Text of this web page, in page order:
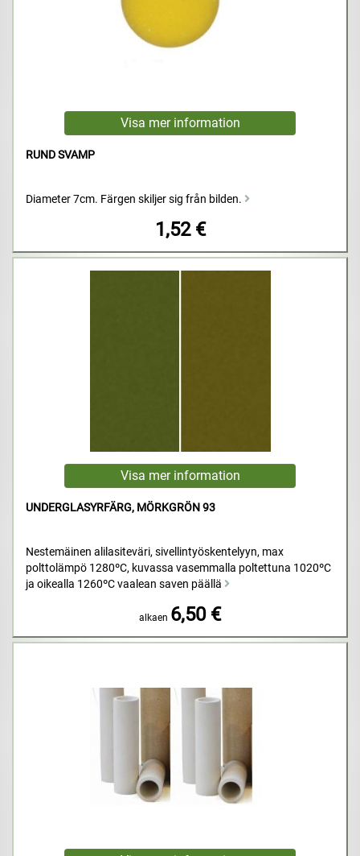
RUND SVAMP
Diameter 7cm. Färgen skiljer sig från bilden.
1,52 €
UNDERGLASYRFÄRG, MÖRKGRÖN 93
Nestemäinen alilasiteväri, sivellintyöskentelyyn, max
polttolämpö 1280ºC, kuvassa vasemmalla poltettuna 1020ºC
ja oikealla 1260ºC vaalean saven päällä
alkaen 6,50 €